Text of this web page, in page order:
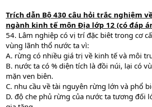
Trích dẫn Bộ 430 câu hỏi trắc nghiệm
ngành kinh tế môn Địa lớp 12 (có đáp
54. Lâm nghiệp có vị trí đặc biêt trong cơ
vùng lãnh thổ nước ta vì:
A. rừng có nhiều giá trị về kinh tế và môi
B. nước ta có % diện tích là đồi núi, lại có
mặn ven biên.
C. nhu cầu về tài nguyên rừng lớn và phổ
D. độ che phủ rừng của nước ta tương đối